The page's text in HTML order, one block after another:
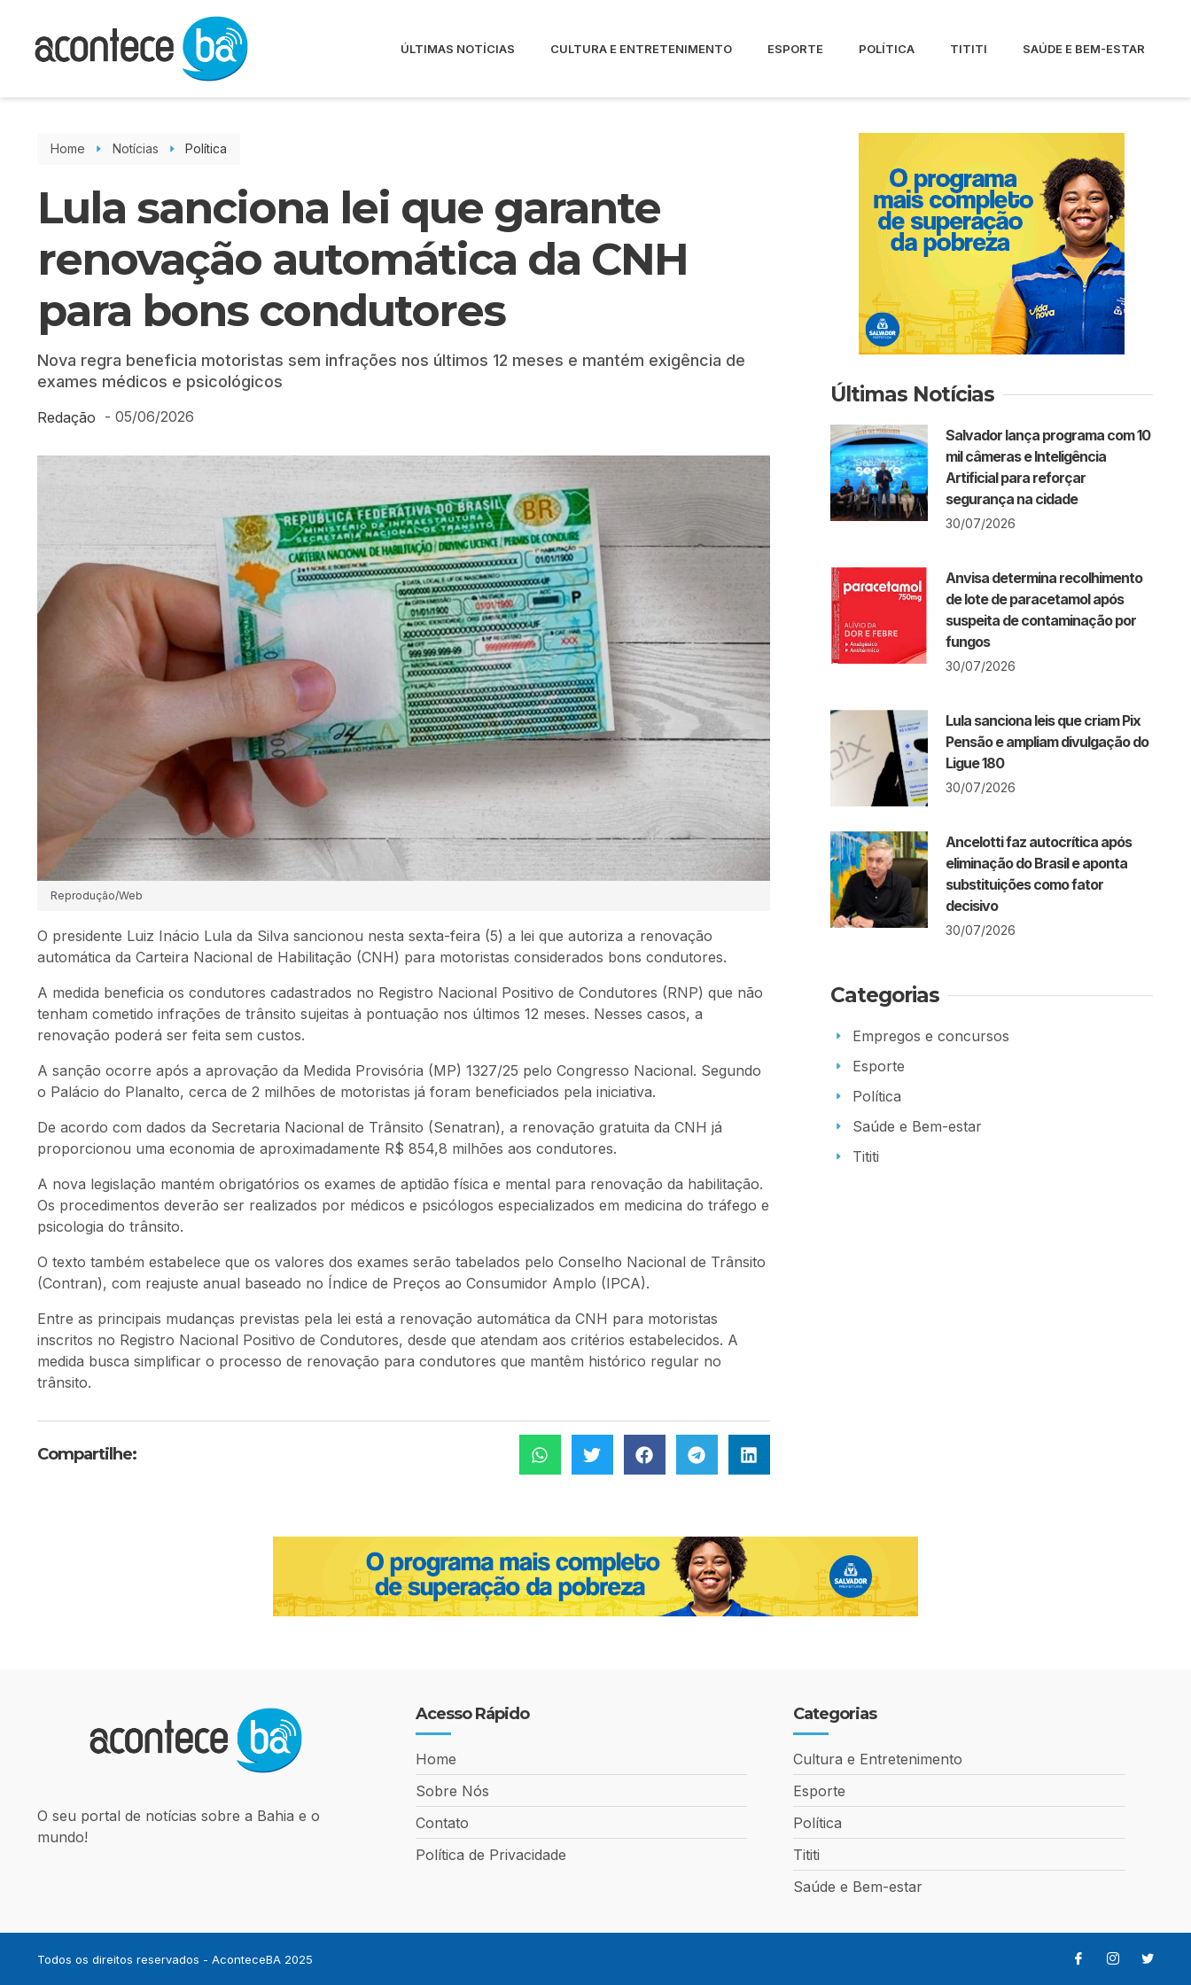
ÚLTIMAS NOTÍCIAS CULTURA E ENTRETENIMENTO ESPORTE POLÍTICA TITITI SAÚDE E BEM-ESTAR
Home Notícias Política
Lula sanciona lei que garante
renovação automática da CNH
para bons condutores
Nova regra beneficia motoristas sem infrações nos últimos 12 meses e mantém exigência de
exames médicos e psicológicos
Redação - 05/06/2026
Reprodução/Web
O presidente Luiz Inácio Lula da Silva sancionou nesta sexta-feira (5) a lei que autoriza a renovação
automática da Carteira Nacional de Habilitação (CNH) para motoristas considerados bons condutores.
A medida beneficia os condutores cadastrados no Registro Nacional Positivo de Condutores (RNP) que não
tenham cometido infrações de trânsito sujeitas à pontuação nos últimos 12 meses. Nesses casos, a
renovação poderá ser feita sem custos.
A sanção ocorre após a aprovação da Medida Provisória (MP) 1327/25 pelo Congresso Nacional. Segundo
o Palácio do Planalto, cerca de 2 milhões de motoristas já foram beneficiados pela iniciativa.
De acordo com dados da Secretaria Nacional de Trânsito (Senatran), a renovação gratuita da CNH já
proporcionou uma economia de aproximadamente R$ 854,8 milhões aos condutores.
A nova legislação mantém obrigatórios os exames de aptidão física e mental para renovação da habilitação.
Os procedimentos deverão ser realizados por médicos e psicólogos especializados em medicina do tráfego e
psicologia do trânsito.
O texto também estabelece que os valores dos exames serão tabelados pelo Conselho Nacional de Trânsito
(Contran), com reajuste anual baseado no Índice de Preços ao Consumidor Amplo (IPCA).
Entre as principais mudanças previstas pela lei está a renovação automática da CNH para motoristas
inscritos no Registro Nacional Positivo de Condutores, desde que atendam aos critérios estabelecidos. A
medida busca simplificar o processo de renovação para condutores que mantêm histórico regular no
trânsito.
Compartilhe:
Últimas Notícias
Salvador lança programa com 10
mil câmeras e Inteligência
Artificial para reforçar
segurança na cidade
30/07/2026
Anvisa determina recolhimento
de lote de paracetamol após
suspeita de contaminação por
fungos
30/07/2026
Lula sanciona leis que criam Pix
Pensão e ampliam divulgação do
Ligue 180
30/07/2026
Ancelotti faz autocrítica após
eliminação do Brasil e aponta
substituições como fator
decisivo
30/07/2026
Categorias
Empregos e concursos
Esporte
Política
Saúde e Bem-estar
Tititi
O seu portal de notícias sobre a Bahia e o
mundo!
Acesso Rápido
Home
Sobre Nós
Contato
Política de Privacidade
Categorias
Cultura e Entretenimento
Esporte
Política
Tititi
Saúde e Bem-estar
Todos os direitos reservados - AconteceBA 2025